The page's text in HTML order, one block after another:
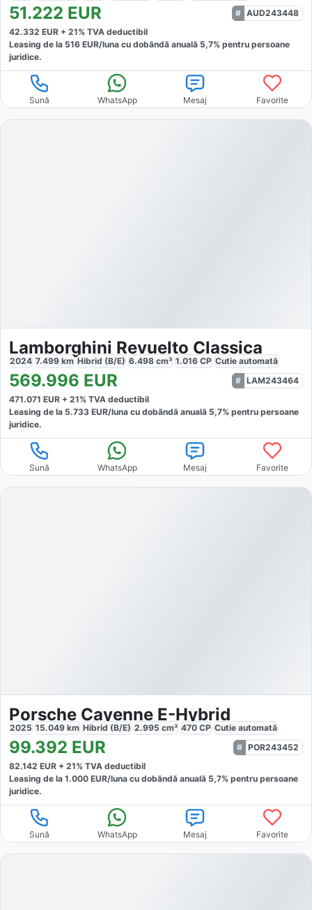
51.222 EUR
AUD243448
42.332 EUR + 21% TVA deductibil
Leasing de la 516 EUR/luna cu dobăndă anuală 5,7% pentru persoane
juridice.
Sună WhatsApp Mesaj Favorite
Lamborghini Revuelto Classica
2024 7.499 km Hibrid (B/E) 6.498 cm³ 1.016 CP Cutie automată
569.996 EUR
LAM243464
471.071 EUR + 21% TVA deductibil
Leasing de la 5.733 EUR/luna cu dobăndă anuală 5,7% pentru persoane
juridice.
Sună WhatsApp Mesaj Favorite
Porsche Cayenne E-Hybrid
2025 15.049 km Hibrid (B/E) 2.995 cm³ 470 CP Cutie automată
99.392 EUR
POR243452
82.142 EUR + 21% TVA deductibil
Leasing de la 1.000 EUR/luna cu dobăndă anuală 5,7% pentru persoane
juridice.
Sună WhatsApp Mesaj Favorite